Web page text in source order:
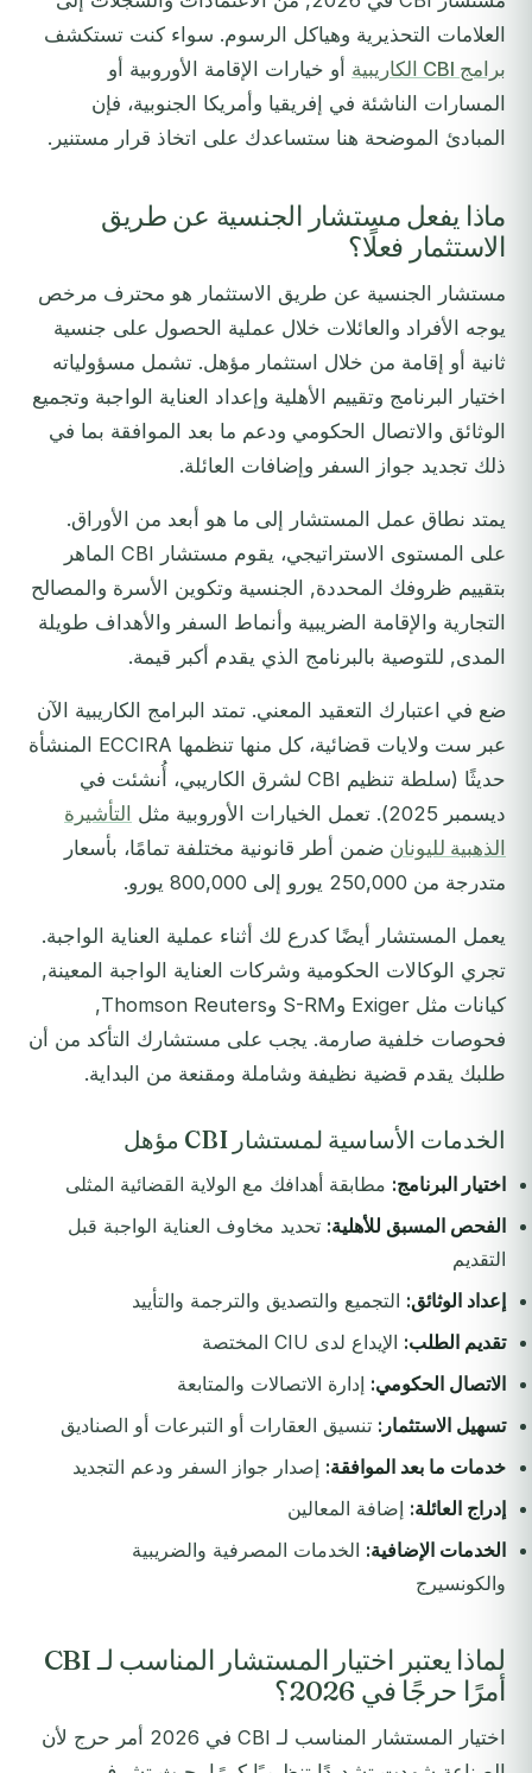
العلامات التحذيرية وهياكل الرسوم. سواء كنت تستكشف
برامج CBI الكاريبية
أو خيارات الإقامة الأوروبية أو
المسارات الناشئة في إفريقيا وأمريكا الجنوبية، فإن
المبادئ الموضحة هنا ستساعدك على اتخاذ قرار مستنير.
ماذا يفعل مستشار الجنسية عن طريق
الاستثمار فعلًا؟
مستشار الجنسية عن طريق الاستثمار هو محترف مرخص
يوجه الأفراد والعائلات خلال عملية الحصول على جنسية
ثانية أو إقامة من خلال استثمار مؤهل. تشمل مسؤولياته
اختيار البرنامج وتقييم الأهلية وإعداد العناية الواجبة وتجميع
الوثائق والاتصال الحكومي ودعم ما بعد الموافقة بما في
ذلك تجديد جواز السفر وإضافات العائلة.
يمتد نطاق عمل المستشار إلى ما هو أبعد من الأوراق.
على المستوى الاستراتيجي، يقوم مستشار CBI الماهر
بتقييم ظروفك المحددة, الجنسية وتكوين الأسرة والمصالح
التجارية والإقامة الضريبية وأنماط السفر والأهداف طويلة
المدى, للتوصية بالبرنامج الذي يقدم أكبر قيمة.
ضع في اعتبارك التعقيد المعني. تمتد البرامج الكاريبية الآن
عبر ست ولايات قضائية، كل منها تنظمها ECCIRA المنشأة
حديثًا (سلطة تنظيم CBI لشرق الكاريبي، أُنشئت في
ديسمبر 2025). تعمل الخيارات الأوروبية مثل
التأشيرة
الذهبية لليونان ضمن أطر قانونية مختلفة تمامًا، بأسعار
متدرجة من 250,000 يورو إلى 800,000 يورو.
يعمل المستشار أيضًا كدرع لك أثناء عملية العناية الواجبة.
تجري الوكالات الحكومية وشركات العناية الواجبة المعينة,
كيانات مثل Exiger وS-RM وThomson Reuters,
فحوصات خلفية صارمة. يجب على مستشارك التأكد من أن
طلبك يقدم قضية نظيفة وشاملة ومقنعة من البداية.
الخدمات الأساسية لمستشار CBI مؤهل
اختيار البرنامج: مطابقة أهدافك مع الولاية القضائية المثلى
الفحص المسبق للأهلية: تحديد مخاوف العناية الواجبة قبل
التقديم
إعداد الوثائق: التجميع والتصديق والترجمة والتأييد
تقديم الطلب: الإيداع لدى CIU المختصة
الاتصال الحكومي: إدارة الاتصالات والمتابعة
تسهيل الاستثمار: تنسيق العقارات أو التبرعات أو الصناديق
خدمات ما بعد الموافقة: إصدار جواز السفر ودعم التجديد
إدراج العائلة: إضافة المعالين
الخدمات الإضافية: الخدمات المصرفية والضريبية
والكونسيرج
لماذا يعتبر اختيار المستشار المناسب لـ CBI
أمرًا حرجًا في 2026؟
اختيار المستشار المناسب لـ CBI في 2026 أمر حرج لأن